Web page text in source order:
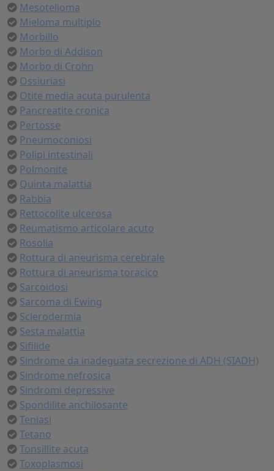
Mesotelioma
Mieloma multiplo
Morbillo
Morbo di Addison
Morbo di Crohn
Ossiuriasi
Otite media acuta purulenta
Pancreatite cronica
Pertosse
Pneumoconiosi
Polipi intestinali
Polmonite
Quinta malattia
Rabbia
Rettocolite ulcerosa
Reumatismo articolare acuto
Rosolia
Rottura di aneurisma cerebrale
Rottura di aneurisma toracico
Sarcoidosi
Sarcoma di Ewing
Sclerodermia
Sesta malattia
Sifilide
Sindrome da inadeguata secrezione di ADH (SIADH)
Sindrome nefrosica
Sindromi depressive
Spondilite anchilosante
Teniasi
Tetano
Tonsillite acuta
Toxoplasmosi